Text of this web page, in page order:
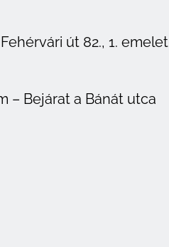
út 82., 1. emelet
– Bejárat a Bánát utca